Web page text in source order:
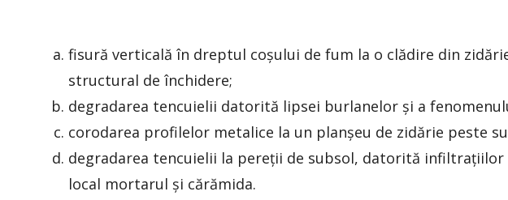
fisură verticală în dreptul coșului de fum la o clădire din
structural de închidere;
degradarea tencuielii datorită lipsei burlanelor și a
corodarea profilelor metalice la un planșeu de zidărie peste
degradarea tencuielii la pereții de subsol, datorită
local mortarul și cărămida.